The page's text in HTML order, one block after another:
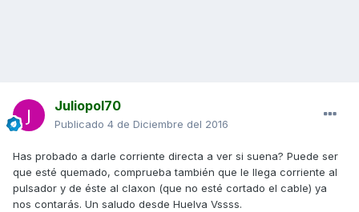
Juliopol70
Publicado 4 de Diciembre del 2016
Has probado a darle corriente directa a ver si suena? Puede ser
que esté quemado, comprueba también que le llega corriente al
pulsador y de éste al claxon (que no esté cortado el cable) ya
nos contarás. Un saludo desde Huelva Vssss.